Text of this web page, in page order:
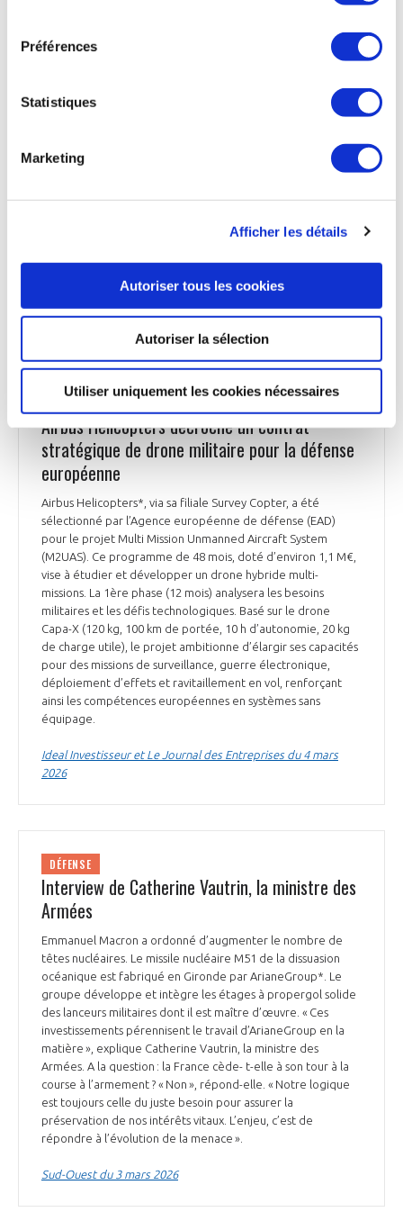
Préférences
Statistiques
Marketing
Afficher les détails
Autoriser tous les cookies
Autoriser la sélection
Utiliser uniquement les cookies nécessaires
embarque jusqu’à 2 000 marins et 40 aéronefs, dont des
Rafale Marine, des E-2C Hawkeye et des hélicoptères.
décollage à l’avant et 1 piste d’atterrissage à l’arrière. Il
généralement une frégate anti-sous-marine, une frégate de
défense aérienne, une frégate légère furtive, un pétrolier-
DÉFENSE
Airbus Helicopters décroche un contrat
stratégique de drone militaire pour la défense
européenne
Airbus Helicopters*, via sa filiale Survey Copter, a été
sélectionné par l’Agence européenne de défense (EAD)
pour le projet Multi Mission Unmanned Aircraft System
(M2UAS). Ce programme de 48 mois, doté d’environ 1,1 M€,
vise à étudier et développer un drone hybride multi-
missions. La 1ère phase (12 mois) analysera les besoins
militaires et les défis technologiques. Basé sur le drone
Capa-X (120 kg, 100 km de portée, 10 h d’autonomie, 20 kg
de charge utile), le projet ambitionne d’élargir ses capacités
pour des missions de surveillance, guerre électronique,
déploiement d’effets et ravitaillement en vol, renforçant
ainsi les compétences européennes en systèmes sans
équipage.
Ideal Investisseur et Le Journal des Entreprises du 4 mars
2026
DÉFENSE
Interview de Catherine Vautrin, la ministre des
Armées
Emmanuel Macron a ordonné d’augmenter le nombre de
têtes nucléaires. Le missile nucléaire M51 de la dissuasion
océanique est fabriqué en Gironde par ArianeGroup*. Le
groupe développe et intègre les étages à propergol solide
des lanceurs militaires dont il est maître d’œuvre. « Ces
investissements pérennisent le travail d’ArianeGroup en la
matière », explique Catherine Vautrin, la ministre des
Armées. A la question : la France cède- t-elle à son tour à la
course à l’armement ? « Non », répond-elle. « Notre logique
est toujours celle du juste besoin pour assurer la
préservation de nos intérêts vitaux. L’enjeu, c’est de
répondre à l’évolution de la menace ».
Sud-Ouest du 3 mars 2026